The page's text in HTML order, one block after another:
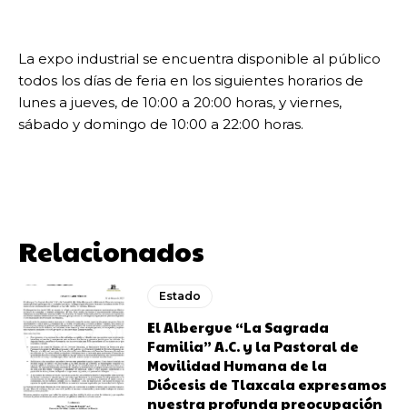
La expo industrial se encuentra disponible al público
todos los días de feria en los siguientes horarios de
lunes a jueves, de 10:00 a 20:00 horas, y viernes,
sábado y domingo de 10:00 a 22:00 horas.
Relacionados
Estado
El Albergue “La Sagrada
Familia” A.C. y la Pastoral de
Movilidad Humana de la
Diócesis de Tlaxcala expresamos
nuestra profunda preocupación